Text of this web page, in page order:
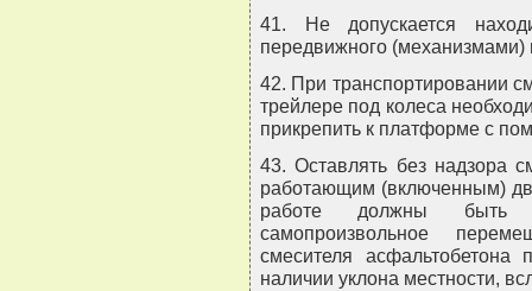
41. Не допускается
передвижного
42. При транспортировании
трейлере под колеса
прикрепить к платформе с
43. Оставлять без надзора
работающим (включенным)
работе должны быть
самопроизвольное
смесителя
наличии уклона местности,